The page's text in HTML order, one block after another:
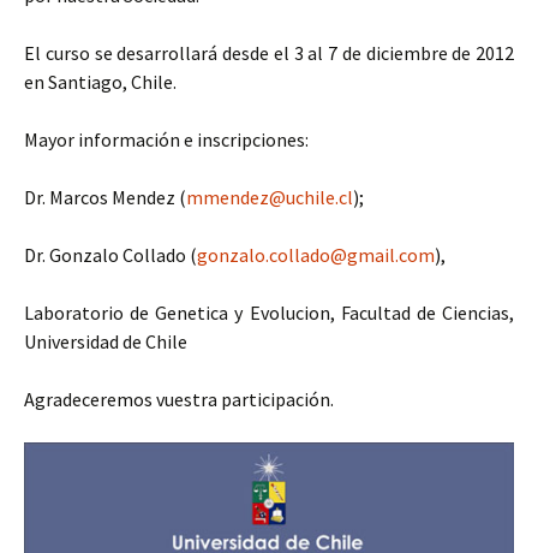
El curso se desarrollará desde el 3 al 7 de diciembre de 2012
en Santiago, Chile.
Mayor información e inscripciones:
Dr. Marcos Mendez (mmendez@uchile.cl);
Dr. Gonzalo Collado (gonzalo.collado@gmail.com),
Laboratorio de Genetica y Evolucion, Facultad de Ciencias,
Universidad de Chile
Agradeceremos vuestra participación.